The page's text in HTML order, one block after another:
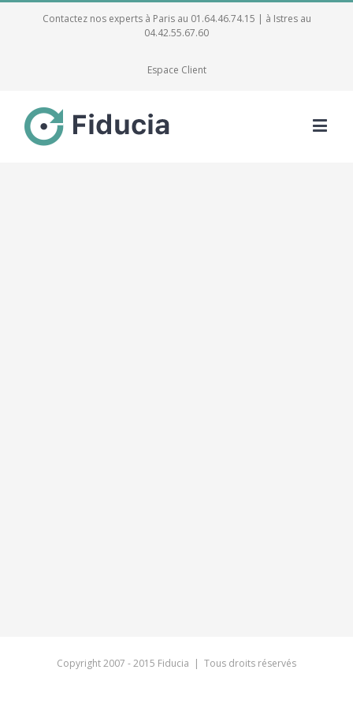
Contactez nos experts à Paris au 01.64.46.74.15 | à Istres au
04.42.55.67.60
Espace Client
Copyright 2007 - 2015 Fiducia | Tous droits réservés